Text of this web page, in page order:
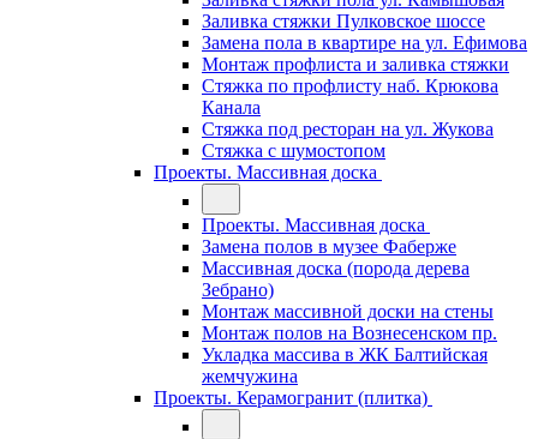
Заливка стяжки Пулковское шоссе
Замена пола в квартире на ул. Ефимова
Монтаж профлиста и заливка стяжки
Стяжка по профлисту наб. Крюкова
Канала
Стяжка под ресторан на ул. Жукова
Стяжка с шумостопом
Проекты. Массивная доска
Проекты. Массивная доска
Замена полов в музее Фаберже
Массивная доска (порода дерева
Зебрано)
Монтаж массивной доски на стены
Монтаж полов на Вознесенском пр.
Укладка массива в ЖК Балтийская
жемчужина
Проекты. Керамогранит (плитка)